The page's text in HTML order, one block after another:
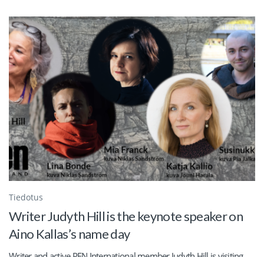
Tiedotus
Writer Judyth Hill is the keynote speaker on
Aino Kallas’s name day